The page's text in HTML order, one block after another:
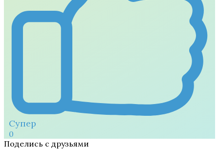
Супер
0
Поделись с друзьями